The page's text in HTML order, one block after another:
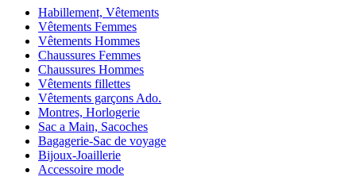
Habillement, Vêtements
Vêtements Femmes
Vêtements Hommes
Chaussures Femmes
Chaussures Hommes
Vêtements fillettes
Vêtements garçons Ado.
Montres, Horlogerie
Sac a Main, Sacoches
Bagagerie-Sac de voyage
Bijoux-Joaillerie
Accessoire mode